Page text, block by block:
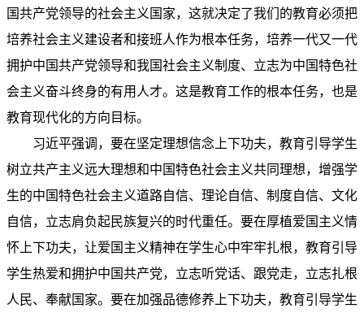
国共产党领导的社会主义国家，这就决定了我们的教育必须把
培养社会主义建设者和接班人作为根本任务，培养一代又一代
拥护中国共产党领导和我国社会主义制度、立志为中国特色社
会主义奋斗终身的有用人才。这是教育工作的根本任务，也是
教育现代化的方向目标。
习近平强调，要在坚定理想信念上下功夫，教育引导学生
树立共产主义远大理想和中国特色社会主义共同理想，增强学
生的中国特色社会主义道路自信、理论自信、制度自信、文化
自信，立志肩负起民族复兴的时代重任。要在厚植爱国主义情
怀上下功夫，让爱国主义精神在学生心中牢牢扎根，教育引导
学生热爱和拥护中国共产党，立志听党话、跟党走，立志扎根
人民、奉献国家。要在加强品德修养上下功夫，教育引导学生